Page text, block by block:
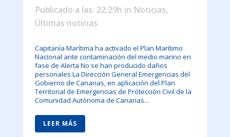
Publicado a las: 22:29h in Noticias,
Últimas noticias
Capitanía Marítima ha activado el Plan Marítimo
Nacional ante contaminación del medio marino en
fase de Alerta No se han producido daños
personales La Dirección General Emergencias del
Gobierno de Canarias, en aplicación del Plan
Territorial de Emergencias de Protección Civil de la
Comunidad Autónoma de Canarias...
LEER MÁS